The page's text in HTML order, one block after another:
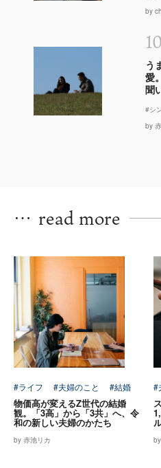
by
10
う
愛
聞
#シ
by
… read more
#ライフ #夫婦のこと #結婚
物価高が変えるZ世代の結婚
観。「3高」から「3共」へ、令
和の新しい夫婦のかたち
by 赤池リカ
#